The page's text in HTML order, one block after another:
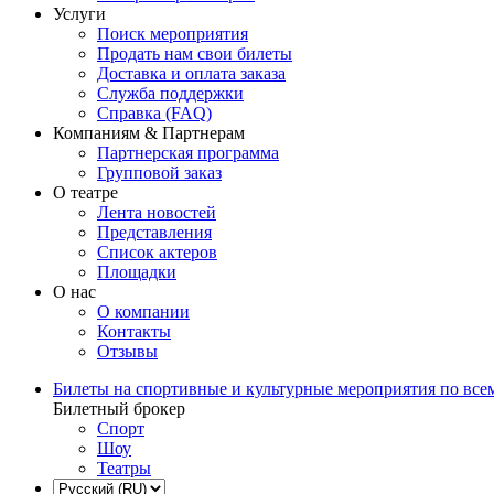
Услуги
Поиск мероприятия
Продать нам свои билеты
Доставка и оплата заказа
Служба поддержки
Справка (FAQ)
Компаниям & Партнерам
Партнерская программа
Групповой заказ
О театре
Лента новостей
Представления
Список актеров
Площадки
О нас
О компании
Контакты
Отзывы
Билеты на спортивные и культурные мероприятия по
Билетный брокер
Спорт
Шоу
Театры